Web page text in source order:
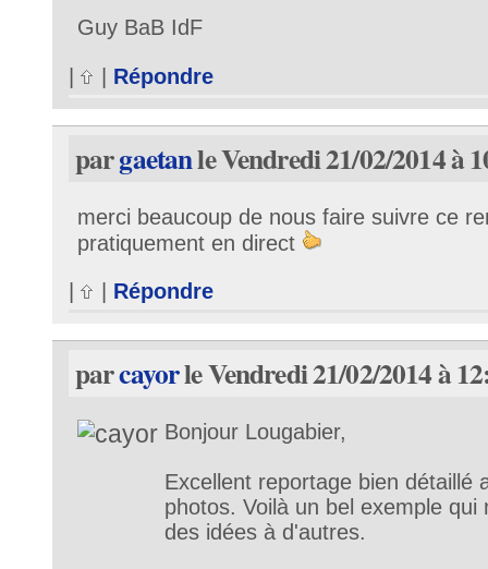
Guy BaB IdF
Répondre
pargaetanle Vendredi 21/02/2014 à
merci beaucoup de nous faire suivre ce
pratiquement en direct
Répondre
parcayorle Vendredi 21/02/2014 à
Bonjour Lougabier,
Excellent reportage bien détaillé
photos. Voilà un bel exemple qui
des idées à d'autres.